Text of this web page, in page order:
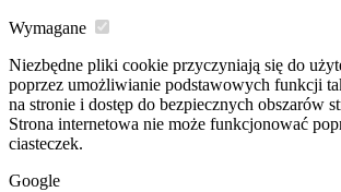
Wymagane
Niezbędne pliki cookie przyczyniają się do
poprzez umożliwianie podstawowych funkcji
na stronie i dostęp do bezpiecznych obszarów
Strona internetowa nie może funkcjonować
ciasteczek.
Google